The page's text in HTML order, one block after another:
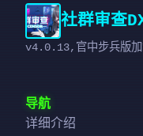
社群审查
v4.0.13,官中步兵版
导航
详细介绍